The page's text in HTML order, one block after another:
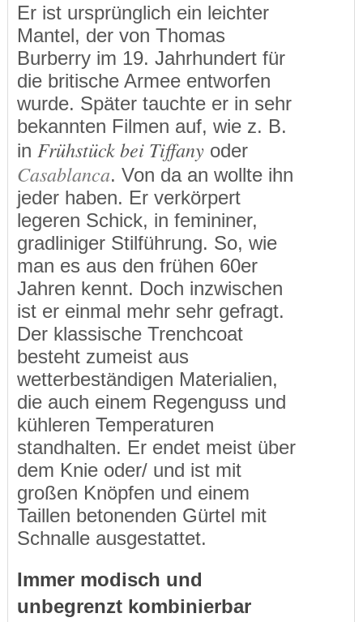
Er ist ursprünglich ein leichter
Mantel, der von Thomas
Burberry im 19. Jahrhundert für
die britische Armee entworfen
wurde. Später tauchte er in sehr
bekannten Filmen auf, wie z. B.
in Frühstück bei Tiffanyoder
Casablanca. Von da an wollte ihn
jeder haben. Er verkörpert
legeren Schick, in femininer,
gradliniger Stilführung. So, wie
man es aus den frühen 60er
Jahren kennt. Doch inzwischen
ist er einmal mehr sehr gefragt.
Der klassische Trenchcoat
besteht zumeist aus
wetterbeständigen Materialien,
die auch einem Regenguss und
kühleren Temperaturen
standhalten. Er endet meist über
dem Knie oder/ und ist mit
großen Knöpfen und einem
Taillen betonenden Gürtel mit
Schnalle ausgestattet.
Immer modisch und
unbegrenzt kombinierbar